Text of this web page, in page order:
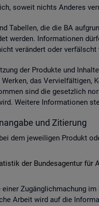
so­weit nichts An­de­res
Ta­bel­len, die die BA
wer­den. In­for­ma­tio­nen
ver­än­dert oder
der Pro­duk­te und
Wer­ken, das Ver­viel­fäl­ti­gen,
sind die ge­setz­lich
Wei­te­re In­for­ma­tio­nen
und Zi­tie­rung
dem je­wei­li­gen Pro­dukt
der Bun­des­agen­tur für
einer Zu­gäng­lich­ma­chung
Ar­beit wird auf die